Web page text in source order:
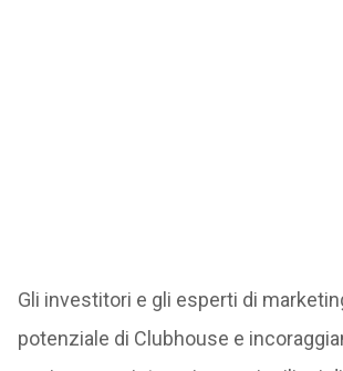
Gli investitori e gli esperti di
potenziale di Clubhouse e